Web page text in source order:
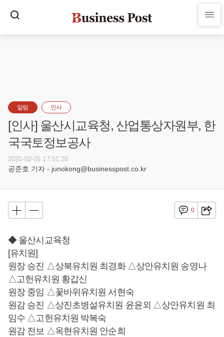
알림 인사
[인사] 울산시교육청, 산업통상자원부, 한
국국토정보공사
2020-02-05 17:51:28
공준호 기자 - junokong@businesspost.co.kr
0
◆ 울산시교육청
[유치원]
원장 승진 △상북유치원 최경화 △상안유치원 송영나
△고헌유치원 황갑신
원장 중임 △꽃바위유치원 서현숙
원감 승진 △상진초병설유치원 윤윤외 △상안유치원 최
임수 △고헌유치원 박복숙
원감 전보 △옥현유치원 안순희